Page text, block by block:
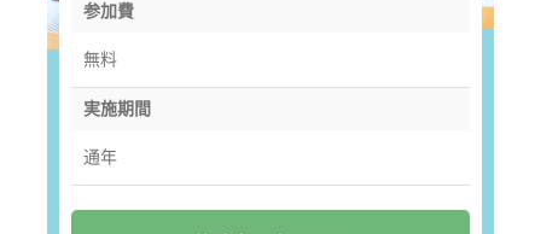
参加費
無料
実施期間
通年